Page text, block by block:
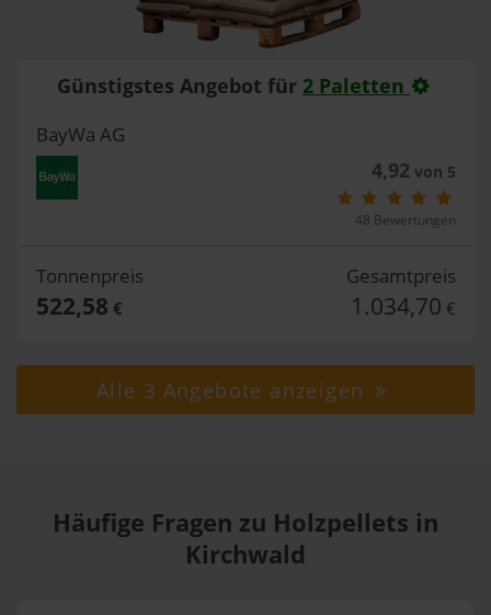
Günstigstes Angebot für 2 Paletten
BayWa AG
4,92von 5
48 Bewertungen
Tonnenpreis
522,58 €
Gesamtpreis
1.034,70 €
Alle 3 Angebote anzeigen
Häufige Fragen zu Holzpellets in
Kirchwald